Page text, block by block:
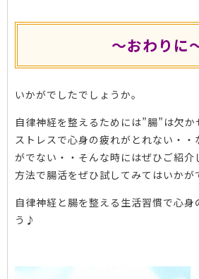
～おわりに
いかがでしたでしょうか。
自律神経を整えるためには”腸”は欠か
ストレスで心身の疲れがとれない・
がでない・・そんな時にはぜひご紹介
方法で腸活をぜひ試してみてはいかが
自律神経と腸を整える生活習慣で心身
う♪